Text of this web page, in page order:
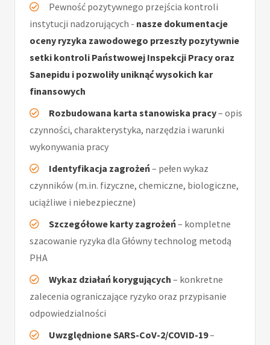
Pewność pozytywnego przejścia kontroli
instytucji nadzorujących - nasze dokumentacje
oceny ryzyka zawodowego przeszły pozytywnie
setki kontroli Państwowej Inspekcji Pracy oraz
Sanepidu i pozwoliły uniknąć wysokich kar
finansowych
Rozbudowana karta stanowiska pracy– opis
czynności, charakterystyka, narzędzia i warunki
wykonywania pracy
Identyfikacja zagrożeń– pełen wykaz
czynników (m.in. fizyczne, chemiczne, biologiczne,
uciążliwe i niebezpieczne)
Szczegółowe karty zagrożeń– kompletne
szacowanie ryzyka dla Główny technolog metodą
PHA
Wykaz działań korygujących – konkretne
zalecenia ograniczające ryzyko oraz przypisanie
odpowiedzialności
Uwzględnione SARS-CoV-2/COVID-19–